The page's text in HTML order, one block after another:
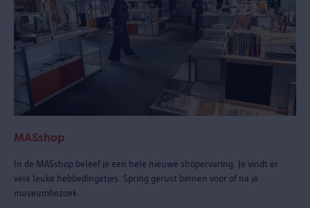
MASshop
In de MASshop beleef je een hele nieuwe shopervaring. Je vindt er
vele leuke hebbedingetjes. Spring gerust binnen voor of na je
museumbezoek.